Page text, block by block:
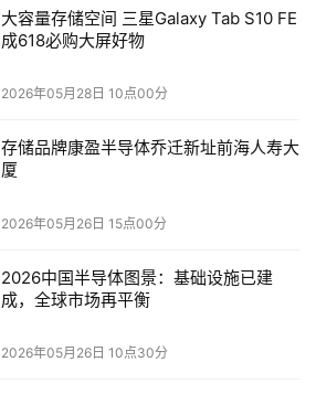
大容量存储空间 三星Galaxy Tab S10 FE
成618必购大屏好物
2026年05月28日 10点00分
存储品牌康盈半导体乔迁新址前海人寿大
厦
2026年05月26日 15点00分
2026中国半导体图景：基础设施已建
成，全球市场再平衡
2026年05月26日 10点30分